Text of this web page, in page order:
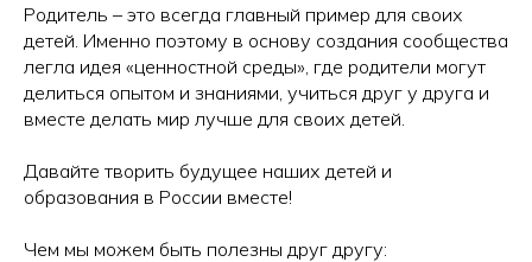
Родитель – это всегда главный пример для своих
детей. Именно поэтому в основу создания сообщества
легла идея «ценностной среды», где родители могут
делиться опытом и знаниями, учиться друг у друга и
вместе делать мир лучше для своих детей.
Давайте творить будущее наших детей и
образования в России вместе!
Чем мы можем быть полезны друг другу: